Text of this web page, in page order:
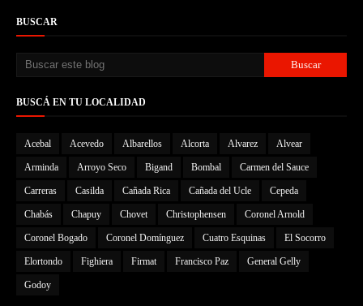
BUSCAR
BUSCÁ EN TU LOCALIDAD
Acebal Acevedo Albarellos Alcorta Alvarez Alvear
Arminda Arroyo Seco Bigand Bombal Carmen del Sauce
Carreras Casilda Cañada Rica Cañada del Ucle Cepeda
Chabás Chapuy Chovet Christophensen Coronel Arnold
Coronel Bogado Coronel Domínguez Cuatro Esquinas El Socorro
Elortondo Fighiera Firmat Francisco Paz General Gelly
Godoy